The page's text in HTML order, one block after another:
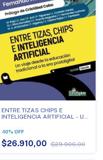
ENTRE TIZAS CHIPS E
INTELIGENCIA ARTIFICIAL - UN
TRADICIONAL A LA ERA POSTD
-10% OFF
$26.910,00 $29.900,00